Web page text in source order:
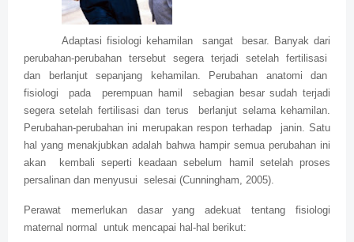
Adaptasi fisiologi kehamilan sangat
besar. Banyak dari
perubahan-perubahan tersebut segera terjadi setelah fertilisasi
dan
berlanjut sepanjang kehamilan. Perubahan anatomi
dan
fisiologi
pada perempuan hamil
sebagian besar sudah terjadi
segera setelah fertilisasi dan terus
berlanjut selama kehamilan.
Perubahan-perubahan ini merupakan respon terhadap
janin. Satu
hal yang menakjubkan adalah bahwa hampir semua perubahan ini
akan
kembali seperti keadaan sebelum hamil setelah proses
persalinan dan menyusui selesai (Cunningham, 2005).
Perawat memerlukan dasar yang adekuat tentang fisiologi
maternal normal
untuk mencapai hal-hal berikut: